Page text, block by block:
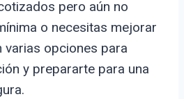
pero aún no
o necesitas mejorar
varias opciones para
y prepararte para una